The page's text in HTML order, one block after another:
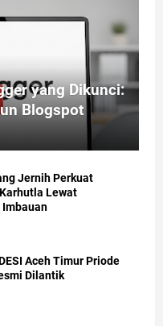
yang Dikunci:
Blogspot
Jernih Perkuat
Lewat
Imbauan
Aceh Timur Priode
Dilantik